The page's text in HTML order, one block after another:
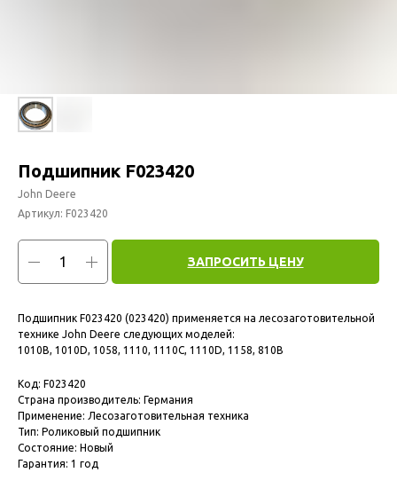
Подшипник F023420
John Deere
Артикул: F023420
ЗАПРОСИТЬ ЦЕНУ
Подшипник F023420 (023420) применяется на лесозаготовительной
технике John Deere следующих моделей:
1010B, 1010D, 1058, 1110, 1110C, 1110D, 1158, 810B
Код: F023420
Страна производитель: Германия
Применение: Лесозаготовительная техника
Тип: Роликовый подшипник
Состояние: Новый
Гарантия: 1 год